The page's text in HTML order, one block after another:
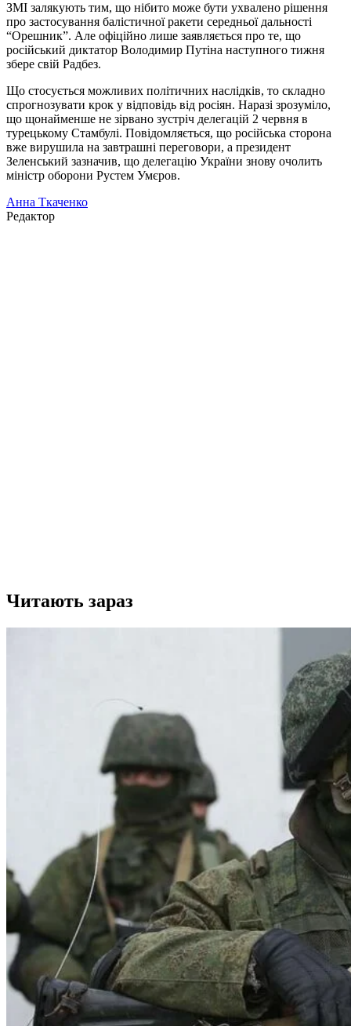
ЗМІ залякують тим, що нібито може бути ухвалено рішення
про застосування балістичної ракети середньої дальності
“Орешник”. Але офіційно лише заявляється про те, що
російський диктатор Володимир Путіна наступного тижня
збере свій Радбез.
Що стосується можливих політичних наслідків, то складно
спрогнозувати крок у відповідь від росіян. Наразі зрозуміло,
що щонайменше не зірвано зустріч делегацій 2 червня в
турецькому Стамбулі. Повідомляється, що російська сторона
вже вирушила на завтрашні переговори, а президент
Зеленський зазначив, що делегацію України знову очолить
міністр оборони Рустем Умєров.
Анна Ткаченко
Редактор
Читають зараз